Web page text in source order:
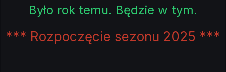
Było rok temu. Będzie w tym.
*** Rozpoczęcie sezonu 2025 ***